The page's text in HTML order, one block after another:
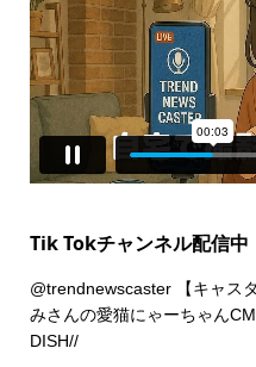
Tik Tokチャンネル配信中
@trendnewscaster【キャス
みさんの愛猫にゃーちゃん
DISH//